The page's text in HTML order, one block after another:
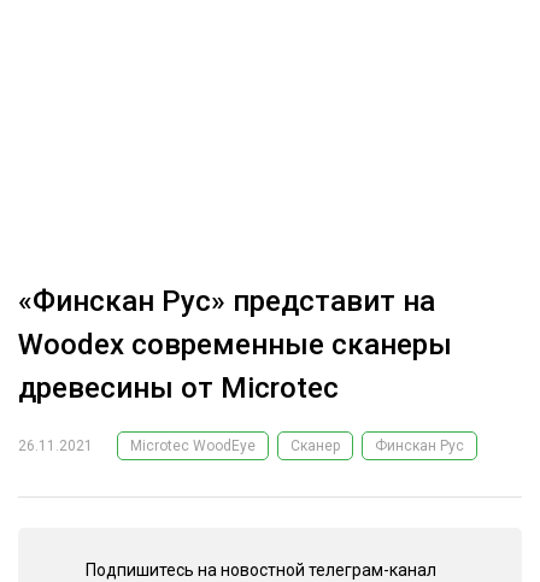
ЛЕСОВОССТАНОВЛЕНИЕ И ЗАЩИТА
ЛОГИСТИКА
ПРОИЗВОДСТВО ДРЕВЕСНЫХ ПЛИТ
ДЕРЕВЯННОЕ ДОМОСТРОЕНИЕ
ПОДБОРКИ СТАТЕЙ
«Финскан Рус» представит на
Woodex современные сканеры
древесины от Microtec
26.11.2021 Microtec WoodEye Сканер Финскан Рус
Подпишитесь на новостной телеграм-канал